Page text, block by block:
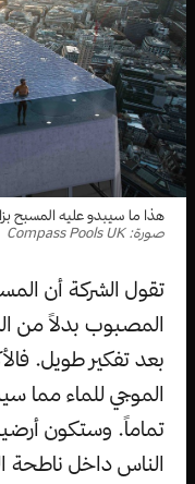
هذا ما سيبدو عليه المسبح بزاوية
صورة: Compass Pools UK
تقول الشركة أن
المصبوب بدلاً من
بعد تفكير طويل.
الموجي للماء مما
تماماً. وستكون
الناس داخل ناطحة